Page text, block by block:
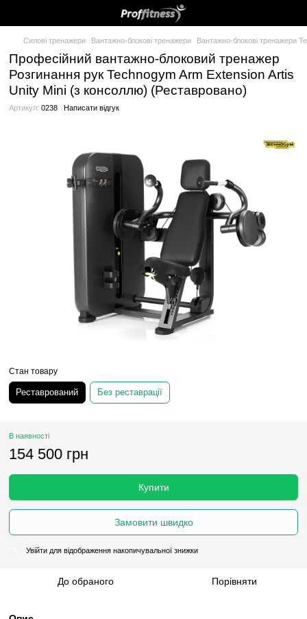
Професійний вантажно-блоковий
Розгинання рук Technogym Arm
Unity Mini (з консоллю)
Без реставрації